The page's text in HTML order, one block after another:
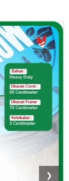
❯